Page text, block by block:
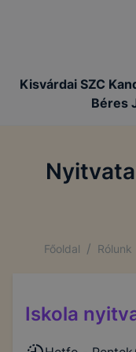
Kisvárdai SZC
Béres
Főoldal / Rólunk
Iskola